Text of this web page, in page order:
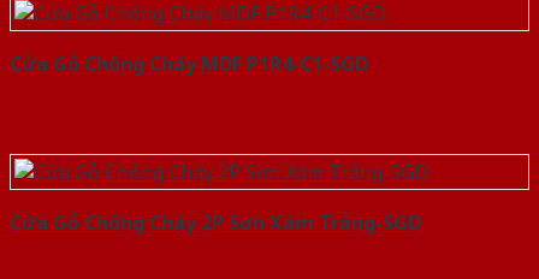
Cửa Gỗ Chống Cháy MDF P1R4-C1-SGD
Cửa Gỗ Chống Cháy 2P Sơn Xám Trắng-SGD